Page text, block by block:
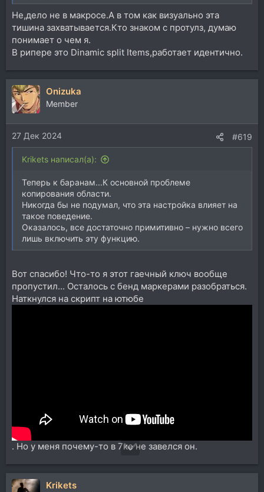
Не,дело не в макросе.А в том как визуально эта
тишина захватывается.Кто знаком с протулз, думаю
понимает о чем я.
В рипере это Dinamic split Items,работает идентично.
Onizuka
Member
27 Дек 2024 #619
Krikets написал(а):
Теперь к баранам...К основной проблеме
копирования области.
Никогда бы не подумал, что эта настройка влияет на
такое поведение.
Оказалось, все достаточно примитивно – нужно всего
лишь включить эту функцию.
Вот спасибо! Что-то я этот гаечный ключ вообще
пропустил... Осталось с бенд маркерами разобраться.
Наткнулся на скрипт на ютюбе
. Но у меня почему-то в 7ке не завелся он.
Krikets